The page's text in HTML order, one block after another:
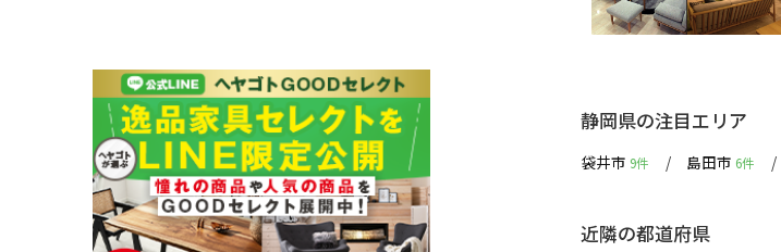
静岡県の注目エリア
袋井市 9件 島田市 6件
近隣の都道府県